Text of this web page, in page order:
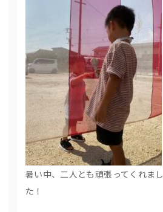
暑い中、二人とも頑張ってくれまし
た！